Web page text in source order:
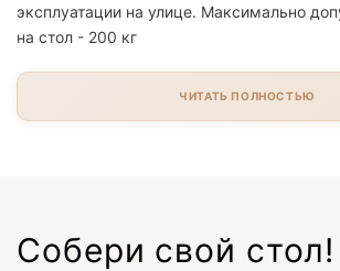
эксплуатации на улице. Максимально
на стол - 200 кг
ЧИТАТЬ ПОЛНОСТЬЮ
Собери свой стол!